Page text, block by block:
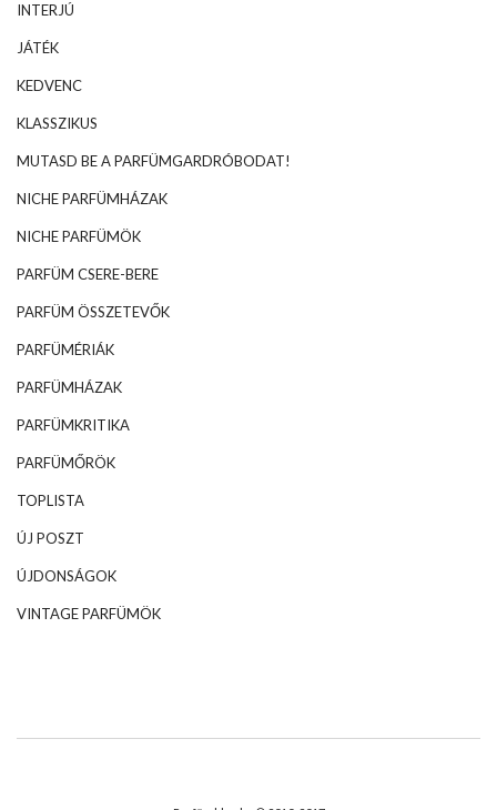
INTERJÚ
JÁTÉK
KEDVENC
KLASSZIKUS
MUTASD BE A PARFÜMGARDRÓBODAT!
NICHE PARFÜMHÁZAK
NICHE PARFÜMÖK
PARFÜM CSERE-BERE
PARFÜM ÖSSZETEVŐK
PARFÜMÉRIÁK
PARFÜMHÁZAK
PARFÜMKRITIKA
PARFÜMŐRÖK
TOPLISTA
ÚJ POSZT
ÚJDONSÁGOK
VINTAGE PARFÜMÖK